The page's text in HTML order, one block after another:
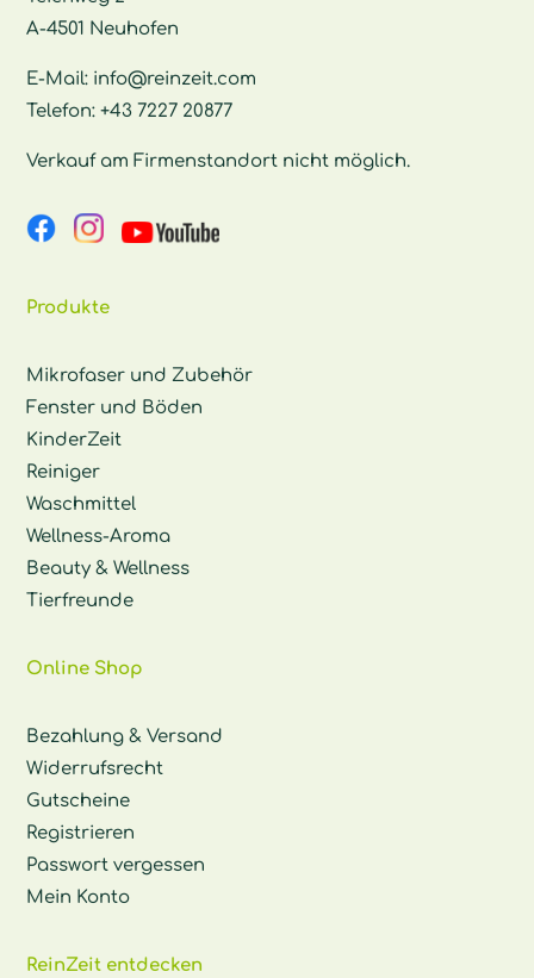
A-4501 Neuhofen
E-Mail: info@reinzeit.com
Telefon:+43 7227 20877
Verkauf am Firmenstandort nicht möglich.
Produkte
Mikrofaser und Zubehör
Fenster und Böden
KinderZeit
Reiniger
Waschmittel
Wellness-Aroma
Beauty & Wellness
Tierfreunde
Online Shop
Bezahlung & Versand
Widerrufsrecht
Gutscheine
Registrieren
Passwort vergessen
Mein Konto
ReinZeit entdecken